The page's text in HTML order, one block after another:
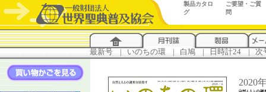
製品カタロ
グ
ご要望・ご質
問
最新号 | いのちの環 | 白鳩 | 日時計24 | 次
2020